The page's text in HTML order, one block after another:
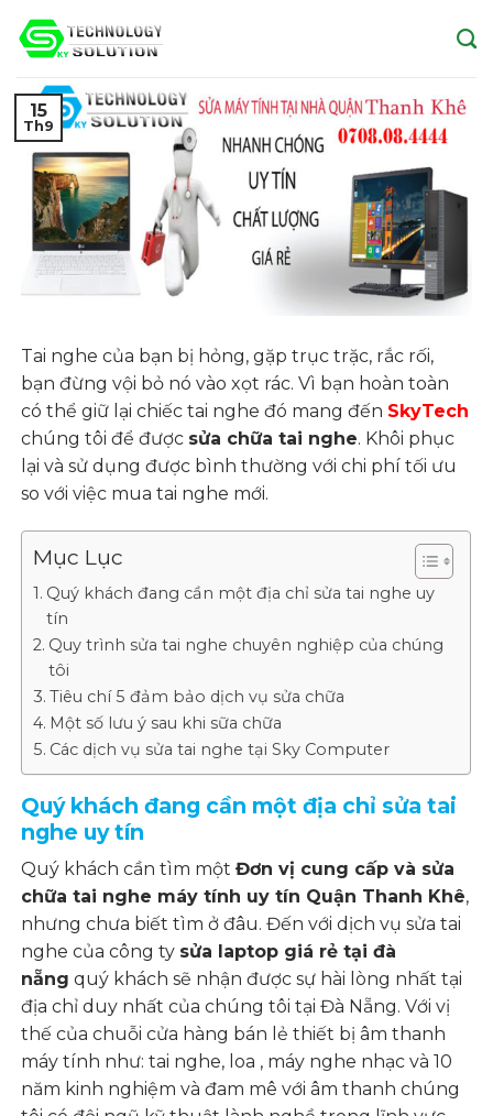
15
Th9
Tai nghe của bạn bị hỏng, gặp trục trặc, rắc rối,
bạn đừng vội bỏ nó vào xọt rác. Vì bạn hoàn toàn
có thể giữ lại chiếc tai nghe đó mang đến SkyTech
chúng tôi để được sửa chữa tai nghe. Khôi phục
lại và sử dụng được bình thường với chi phí tối ưu
so với việc mua tai nghe mới.
Mục Lục
Quý khách đang cần một địa chỉ sửa tai nghe uy
tín
Quy trình sửa tai nghe chuyên nghiệp của chúng
tôi
Tiêu chí 5 đảm bảo dịch vụ sửa chữa
Một số lưu ý sau khi sữa chữa
Các dịch vụ sửa tai nghe tại Sky Computer
Quý khách đang cần một địa chỉ sửa tai
nghe uy tín
Quý khách cần tìm mộtĐơn vị cung cấp và sửa
chữa tai nghe máy tính uy tín Quận Thanh Khê,
nhưng chưa biết tìm ở đâu. Đến với dịch vụ sửa tai
nghe của công ty sửa laptop giá rẻ tại đà
nẵng quý khách sẽ nhận được sự hài lòng nhất tại
địa chỉ duy nhất của chúng tôi tại Đà Nẵng. Với vị
thế của chuỗi cửa hàng bán lẻ thiết bị âm thanh
máy tính như: tai nghe, loa , máy nghe nhạc và 10
năm kinh nghiệm và đam mê với âm thanh chúng